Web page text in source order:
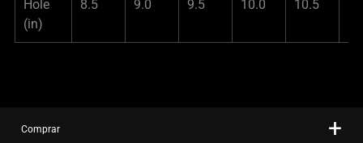
Hole
(in)
8.5 9.0 9.5 10.0 10.5
Comprar